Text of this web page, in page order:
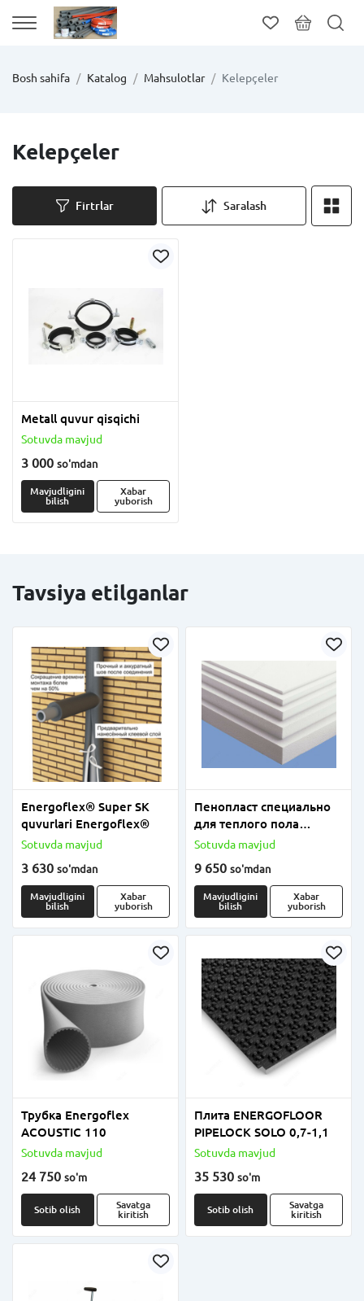
Bosh sahifa Katalog Mahsulotlar Kelepçeler
Kelepçeler
Firtrlar Saralash
Metall quvur qisqichi
Sotuvda mavjud
3 000 so'mdan
Mavjudligini
bilish
Xabar
yuborish
Tavsiya etilganlar
Energoflex® Super SK
quvurlari Energoflex®
Sotuvda mavjud
3 630 so'mdan
Mavjudligini
bilish
Xabar
yuborish
Пенопласт специально
для теплого пола
плотность от 18 до 25
Sotuvda mavjud
9 650 so'mdan
Mavjudligini
bilish
Xabar
yuborish
Трубка Energoflex
ACOUSTIC 110
Sotuvda mavjud
24 750 so'm
Sotib olish
Savatga
kiritish
Плита ENERGOFLOOR
PIPELOCK SOLO 0,7-1,1
Sotuvda mavjud
35 530 so'm
Sotib olish
Savatga
kiritish